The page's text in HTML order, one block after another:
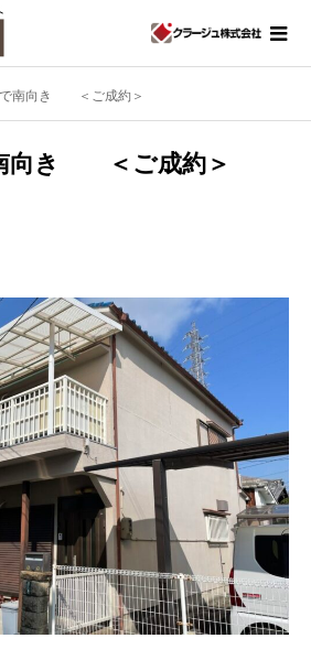
で南向き ＜ご成約＞
南向き ＜ご成約＞